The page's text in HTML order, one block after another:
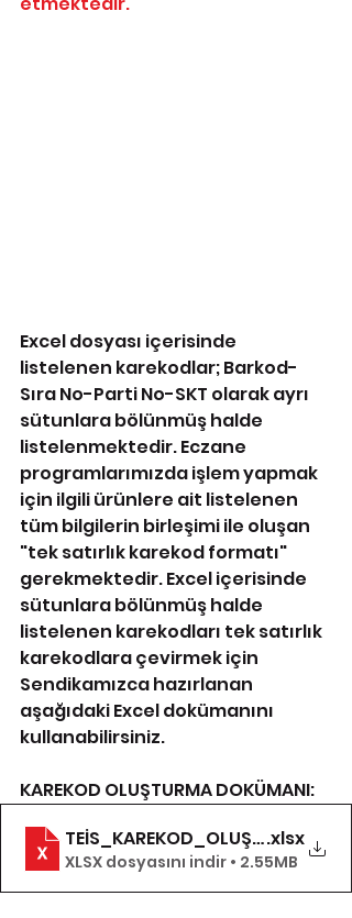
Excel dosyası içerisinde
listelenen karekodlar; Barkod-
Sıra No-Parti No-SKT olarak ayrı
sütunlara bölünmüş halde
listelenmektedir. Eczane
programlarımızda işlem yapmak
için ilgili ürünlere ait listelenen
tüm bilgilerin birleşimi ile oluşan
"tek satırlık karekod formatı"
gerekmektedir. Excel içerisinde
sütunlara bölünmüş halde
listelenen karekodları tek satırlık
karekodlara çevirmek için
Sendikamızca hazırlanan
aşağıdaki Excel dokümanını
kullanabilirsiniz.
KAREKOD OLUŞTURMA DOKÜMANI:
.xlsx
XLSX dosyasını indir • 2.55MB